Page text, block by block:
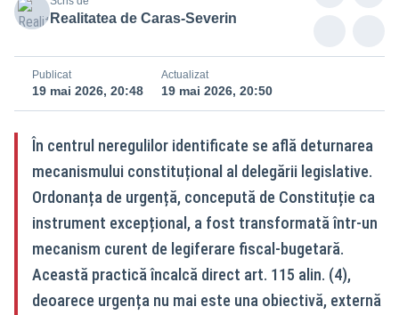
Realitatea de Caras-Severin
Publicat
19 mai 2026, 20:48
Actualizat
19 mai 2026, 20:50
În centrul neregulilor identificate se află deturnarea
mecanismului constituțional al delegării legislative.
Ordonanța de urgență, concepută de Constituție ca
instrument excepțional, a fost transformată într-un
mecanism curent de legiferare fiscal-bugetară.
Această practică încalcă direct art. 115 alin. (4),
deoarece urgența nu mai este una obiectivă, externă